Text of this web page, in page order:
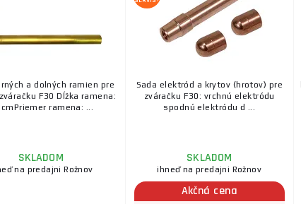
a dolných ramien pre
F30 Dĺžka ramena:
ramena: ...
SKLADOM
na predajni Rožnov
Sada elektród a krytov (hrotov) pre
zváračku F30: vrchnú elektródu
spodnú elektródu d ...
SKLADOM
ihneď na predajni Rožnov
Akčná cena